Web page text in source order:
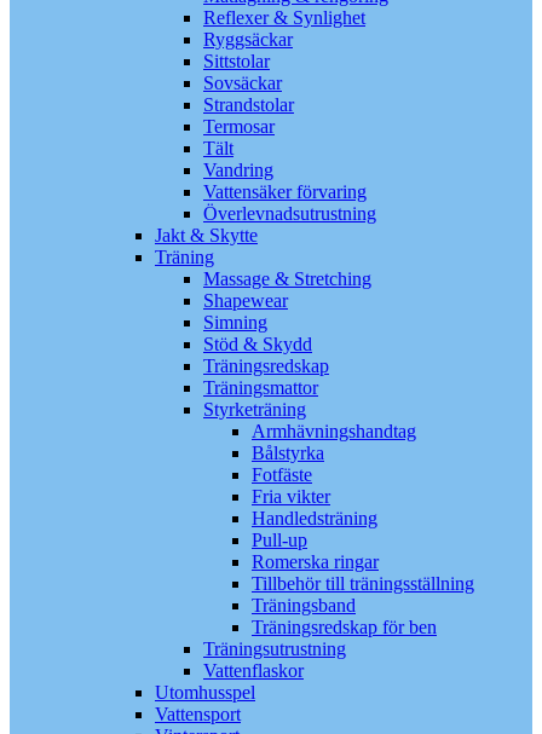
Reflexer & Synlighet
Ryggsäckar
Sittstolar
Sovsäckar
Strandstolar
Termosar
Tält
Vandring
Vattensäker förvaring
Överlevnadsutrustning
Jakt & Skytte
Träning
Massage & Stretching
Shapewear
Simning
Stöd & Skydd
Träningsredskap
Träningsmattor
Styrketräning
Armhävningshandtag
Bålstyrka
Fotfäste
Fria vikter
Handledsträning
Pull-up
Romerska ringar
Tillbehör till träningsställning
Träningsband
Träningsredskap för ben
Träningsutrustning
Vattenflaskor
Utomhusspel
Vattensport